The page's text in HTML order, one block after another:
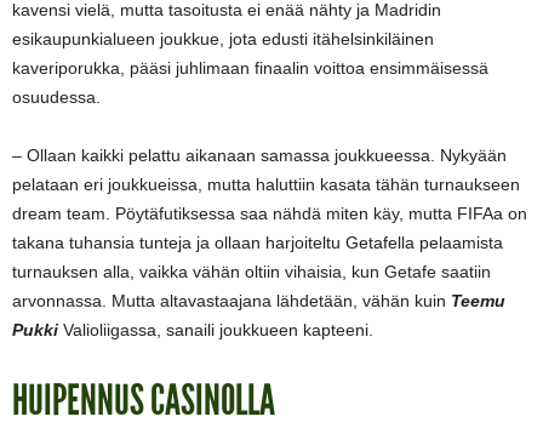
kavensi vielä, mutta tasoitusta ei enää nähty ja Madridin
esikaupunkialueen joukkue, jota edusti itähelsinkiläinen
kaveriporukka, pääsi juhlimaan finaalin voittoa ensimmäisessä
osuudessa.
– Ollaan kaikki pelattu aikanaan samassa joukkueessa. Nykyään
pelataan eri joukkueissa, mutta haluttiin kasata tähän turnaukseen
dream team. Pöytäfutiksessa saa nähdä miten käy, mutta FIFAa on
takana tuhansia tunteja ja ollaan harjoiteltu Getafella pelaamista
turnauksen alla, vaikka vähän oltiin vihaisia, kun Getafe saatiin
arvonnassa. Mutta altavastaajana lähdetään, vähän kuin Teemu
Pukki Valioliigassa, sanaili joukkueen kapteeni.
HUIPENNUS CASINOLLA